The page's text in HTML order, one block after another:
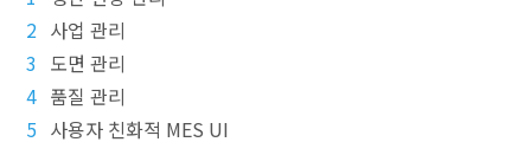
2 사업 관리
3 도면 관리
4 품질 관리
5 사용자 친화적 MES UI